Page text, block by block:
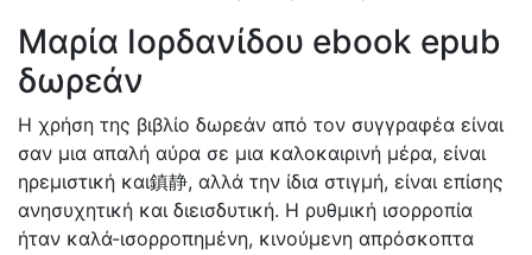
Μαρία Ιορδανίδου ebook epub
δωρεάν
Η χρήση της βιβλίο δωρεάν από τον συγγραφέα είναι
σαν μια απαλή αύρα σε μια καλοκαιρινή μέρα, είναι
ηρεμιστική και鎮静, αλλά την ίδια στιγμή, είναι επίσης
ανησυχητική και διεισδυτική. Η ρυθμική ισορροπία
ήταν καλά-ισορροπημένη, κινούμενη απρόσκοπτα